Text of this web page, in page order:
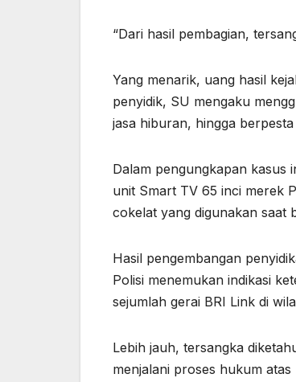
“Dari hasil pembagian,
Yang menarik, uang hasil
penyidik, SU mengaku
jasa hiburan, hingga
Dalam pengungkapan kasus
unit Smart TV 65 inci merek
cokelat yang digunakan saat
Hasil pengembangan
Polisi menemukan indikasi
sejumlah gerai BRI Link di
Lebih jauh, tersangka
menjalani proses hukum